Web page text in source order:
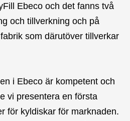
Ebeco och det fanns två
och tillverkning och på
som därutöver tillverkar
i Ebeco är kompetent och
vi presentera en första
för kyldiskar för marknaden.